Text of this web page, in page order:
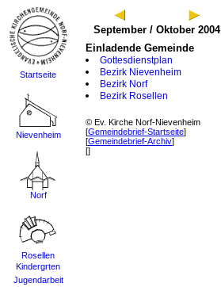
September / Oktober 2004
Einladende Gemeinde
Gottesdienstplan
Bezirk Nievenheim
Bezirk Norf
Bezirk Rosellen
© Ev. Kirche Norf-Nievenheim
[Gemeindebrief-Startseite]
[Gemeindebrief-Archiv]
[]
Startseite
Nievenheim
Norf
Rosellen
Kindergrten
Jugendarbeit